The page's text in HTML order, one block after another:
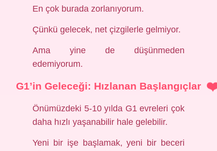
En çok burada zorlanıyorum.
Çünkü gelecek, net çizgilerle gelmiyor.
Ama yine de düşünmeden
edemiyorum.
G1’in Geleceği: Hızlanan Başlangıçlar
Önümüzdeki 5-10 yılda G1 evreleri çok
daha hızlı yaşanabilir hale gelebilir.
Yeni bir işe başlamak, yeni bir beceri